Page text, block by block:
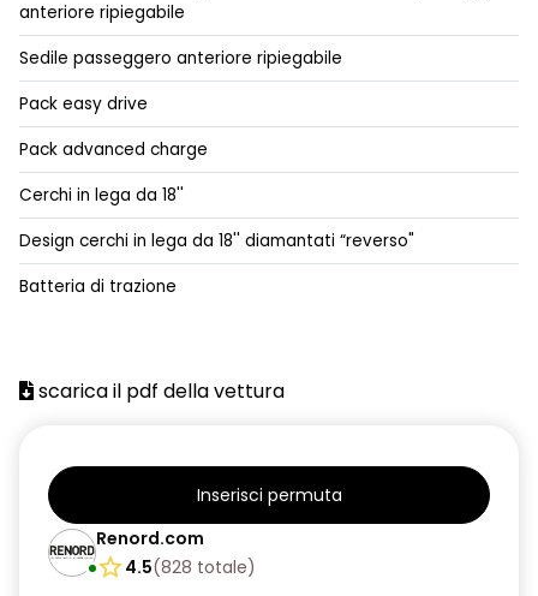
alzacristalli anteriori elettrici impulsionali
assistenza alla frenata di emergenza
attivazione automatica fari
avatar virtuale Reno con ChatGPT integrato
avviso promemoria cinture di sicurezza
Charge Pass
commutazione automatica abbaglianti/ anabbaglianti
cruise control adattivo con funzione stop & go
distance warning avviso distanza di sicurezza
driver display digitale da 7''
anteriore ripiegabile
Sedile passeggero anteriore ripiegabile
Pack easy drive
Pack advanced charge
Cerchi in lega da 18''
Design cerchi in lega da 18'' diamantati “reverso"
Batteria di trazione
scarica il pdf della vettura
Inserisci permuta
Renord.com
4.5(828 totale)